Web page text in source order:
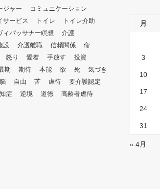
ジャー
コミュニケーション
サービス トイレ
トイレ介助
ィパッサナー瞑想
介護
設 介護離職 信頼関係
命
怒り 愛着 手放す
投資
期 期待 本能 欲 死
気づき
脳 自由 苦 虐待
要介護認定
症 逆境 道徳 高齢者虐待
月
3
10
17
24
31
« 4月